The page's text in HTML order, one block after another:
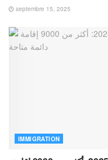
septembre 15, 2025
IMMIGRATION